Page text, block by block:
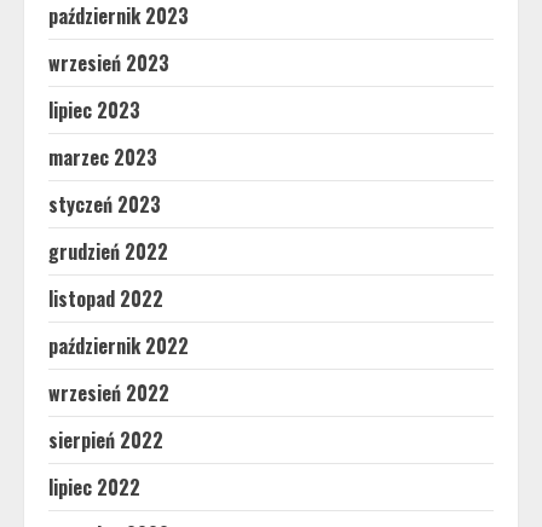
październik 2023
wrzesień 2023
lipiec 2023
marzec 2023
styczeń 2023
grudzień 2022
listopad 2022
październik 2022
wrzesień 2022
sierpień 2022
lipiec 2022